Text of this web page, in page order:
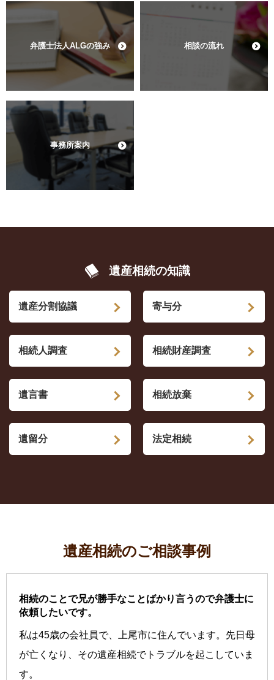
弁護士法人ALGの強み 相談の流れ
事務所案内
遺産相続の知識
遺産分割協議 寄与分
相続人調査 相続財産調査
遺言書 相続放棄
遺留分 法定相続
遺産相続のご相談事例
相続のことで兄が勝手なことばかり言うので弁護士に
依頼したいです。
私は45歳の会社員で、上尾市に住んでいます。先日母
が亡くなり、その遺産相続でトラブルを起こしていま
す。